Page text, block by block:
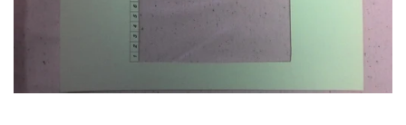
Strikkekit
Hækle/strikkekits dyr
Bio Lana
Piuma
Metervarer
Bånd
Bryllup
Åbningstider